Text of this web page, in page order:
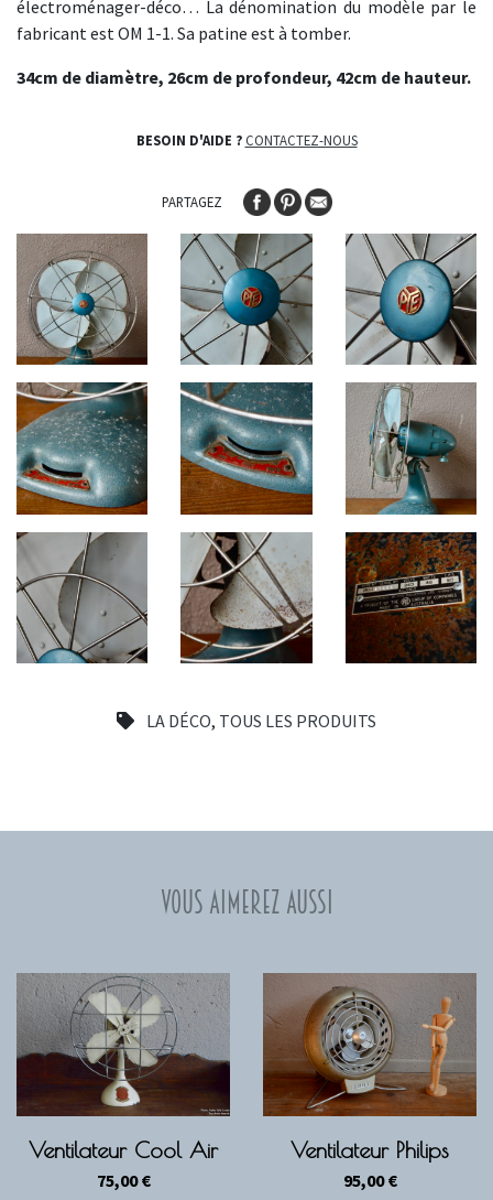
LA DÉCO, TOUS LES PRODUITS
électroménager-déco… La dénomination du modèle par le
fabricant est OM 1-1. Sa patine est à tomber.
34cm de diamètre, 26cm de profondeur, 42cm de hauteur.
BESOIN D'AIDE ? CONTACTEZ-NOUS
PARTAGEZ
Vous aimerez aussi
Ventilateur Cool Air
75,00€
Ventilateur Philips
95,00€